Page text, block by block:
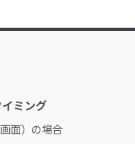
ミング
面）の場合